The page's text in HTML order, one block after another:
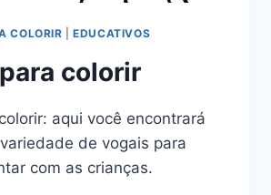
COLORIR |EDUCATIVOS
colorir
aqui você encontrará
de vogais para
com as crianças.